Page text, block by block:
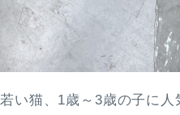
若い猫、1歳～3歳の子に人